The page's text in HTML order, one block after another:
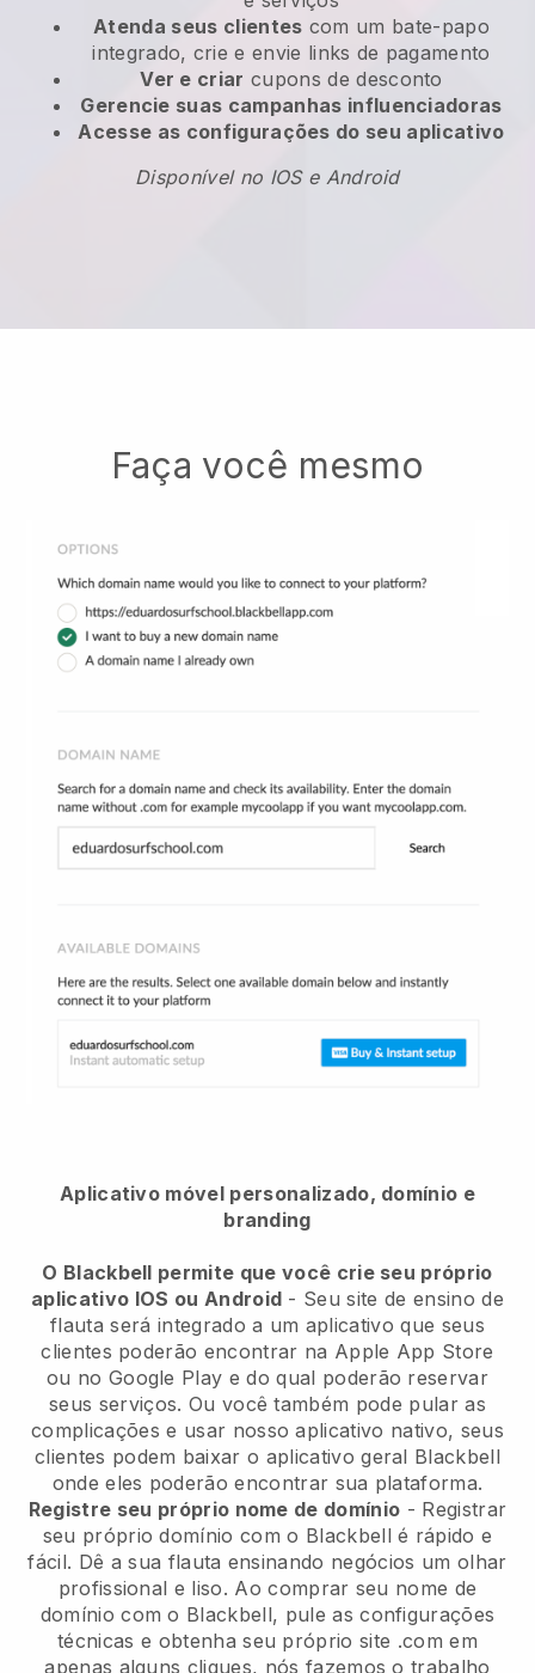
Atenda seus clientes com um bate-papo
integrado, crie e envie links de pagamento
Ver e criar cupons de desconto
Gerencie suas campanhas influenciadoras
Acesse as configurações do seu aplicativo
Disponível no IOS e Android
Faça você mesmo
Aplicativo móvel personalizado, domínio e
branding
O Blackbell permite que você crie seu próprio
aplicativo IOS ou Android - Seu site de ensino de
flauta será integrado a um aplicativo que seus
clientes poderão encontrar na Apple App Store
ou no Google Play e do qual poderão reservar
seus serviços. Ou você também pode pular as
complicações e usar nosso aplicativo nativo, seus
clientes podem baixar o aplicativo geral Blackbell
onde eles poderão encontrar sua plataforma.
Registre seu próprio nome de domínio - Registrar
seu próprio domínio com o Blackbell é rápido e
fácil. Dê a sua flauta ensinando negócios um olhar
profissional e liso. Ao comprar seu nome de
domínio com o Blackbell, pule as configurações
técnicas e obtenha seu próprio site .com em
apenas alguns cliques, nós fazemos o trabalho